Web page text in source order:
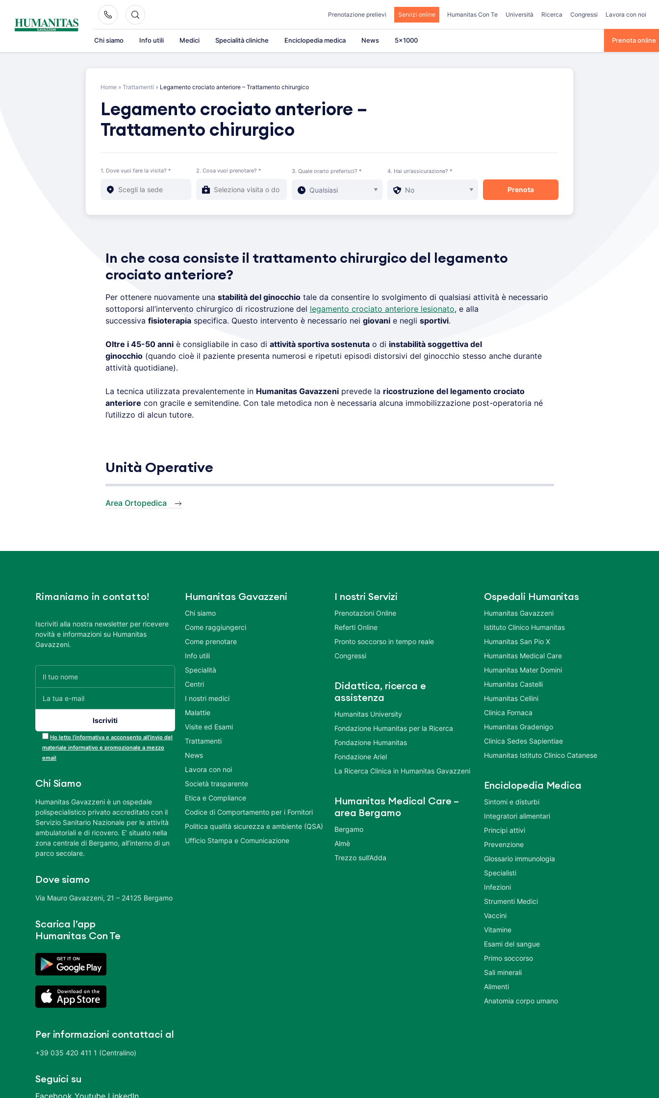
content
Prenotazione prelievi Servizi online Humanitas Con Te Università Ricerca Congressi Lavora con noi
Chi siamo Info utili Medici Specialità cliniche Enciclopedia medica News 5×1000 Prenota online
Home » Trattamenti » Legamento crociato anteriore – Trattamento chirurgico
Legamento crociato anteriore –
Trattamento chirurgico
1. Dove vuoi fare la visita? * 2. Cosa vuoi prenotare? * 3. Quale orario preferisci? * 4. Hai un'assicurazione? *
In che cosa consiste il trattamento chirurgico del legamento
crociato anteriore?
Per ottenere nuovamente una stabilità del ginocchiotale da consentire lo svolgimento di qualsiasi attività è necessario
sottoporsi all’intervento chirurgico di ricostruzione del legamento crociato anteriore lesionato, e alla
successiva fisioterapiaspecifica. Questo intervento è necessario nei giovanie negli sportivi.
Oltre i 45-50 anniè consigliabile in caso di attività sportiva sostenutao di instabilità soggettiva del
ginocchio(quando cioè il paziente presenta numerosi e ripetuti episodi distorsivi del ginocchio stesso anche durante
attività quotidiane).
La tecnica utilizzata prevalentemente in Humanitas Gavazzeniprevede la ricostruzione del legamento crociato
anteriore con gracile e semitendine. Con tale metodica non è necessaria alcuna immobilizzazione post-operatoria né
l’utilizzo di alcun tutore.
Unità Operative
Area Ortopedica
Rimaniamo in contatto!
Iscriviti alla nostra newsletter per ricevere
novità e informazioni su Humanitas
Gavazzeni.
Ho letto l’informativa e acconsento all’invio del
materiale informativo e promozionale a mezzo
email
Chi Siamo
Humanitas Gavazzeni è un ospedale
polispecialistico privato accreditato con il
Servizio Sanitario Nazionale per le attività
ambulatoriali e di ricovero. E’ situato nella
zona centrale di Bergamo, all’interno di un
parco secolare.
Dove siamo
Via Mauro Gavazzeni, 21 – 24125 Bergamo
Scarica l’app
Humanitas Con Te
Per informazioni contattaci al
+39 035 420 411 1 (Centralino)
Seguici su
Facebook Youtube LinkedIn
Humanitas Gavazzeni
Chi siamo
Come raggiungerci
Come prenotare
Info utili
Specialità
Centri
I nostri medici
Malattie
Visite ed Esami
Trattamenti
News
Lavora con noi
Società trasparente
Etica e Compliance
Codice di Comportamento per i Fornitori
Politica qualità sicurezza e ambiente (QSA)
Ufficio Stampa e Comunicazione
I nostri Servizi
Prenotazioni Online
Referti Online
Pronto soccorso in tempo reale
Congressi
Didattica, ricerca e
assistenza
Humanitas University
Fondazione Humanitas per la Ricerca
Fondazione Humanitas
Fondazione Ariel
La Ricerca Clinica in Humanitas Gavazzeni
Humanitas Medical Care –
area Bergamo
Bergamo
Almè
Trezzo sull’Adda
Ospedali Humanitas
Humanitas Gavazzeni
Istituto Clinico Humanitas
Humanitas San Pio X
Humanitas Medical Care
Humanitas Mater Domini
Humanitas Castelli
Humanitas Cellini
Clinica Fornaca
Humanitas Gradenigo
Clinica Sedes Sapientiae
Humanitas Istituto Clinico Catanese
Enciclopedia Medica
Sintomi e disturbi
Integratori alimentari
Principi attivi
Prevenzione
Glossario immunologia
Specialisti
Infezioni
Strumenti Medici
Vaccini
Vitamine
Esami del sangue
Primo soccorso
Sali minerali
Alimenti
Anatomia corpo umano